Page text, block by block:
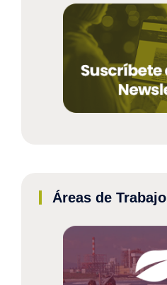
Áreas de Trabajo